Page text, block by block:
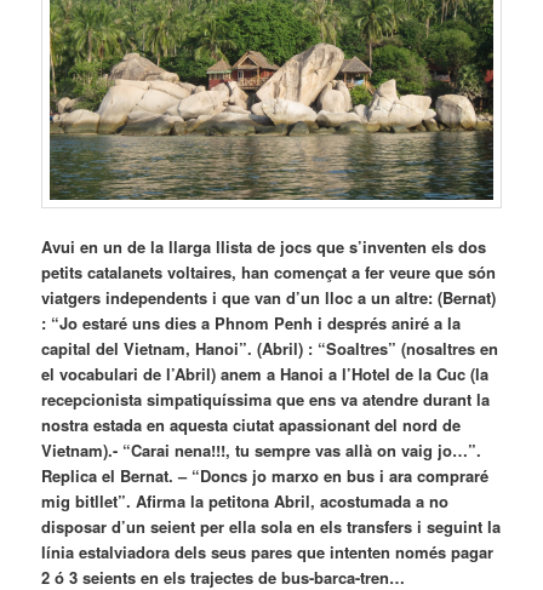
Avui en un de la llarga llista de jocs que s’inventen els dos
petits catalanets voltaires, han començat a fer veure que són
viatgers independents i que van d’un lloc a un altre: (Bernat)
: “Jo estaré uns dies a Phnom Penh i després aniré a la
capital del Vietnam, Hanoi”. (Abril) : “Soaltres” (nosaltres en
el vocabulari de l’Abril) anem a Hanoi a l’Hotel de la Cuc (la
recepcionista simpatiquíssima que ens va atendre durant la
nostra estada en aquesta ciutat apassionant del nord de
Vietnam).- “Carai nena!!!, tu sempre vas allà on vaig jo…”.
Replica el Bernat. – “Doncs jo marxo en bus i ara compraré
mig bitllet”. Afirma la petitona Abril, acostumada a no
disposar d’un seient per ella sola en els transfers i seguint la
línia estalviadora dels seus pares que intenten només pagar
2 ó 3 seients en els trajectes de bus-barca-tren…